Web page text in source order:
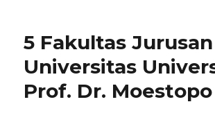
5 Fakultas
Universitas
Prof. Dr. Moestopo